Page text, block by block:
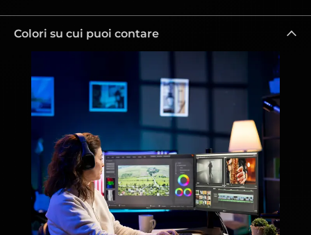
Colori su cui puoi contare